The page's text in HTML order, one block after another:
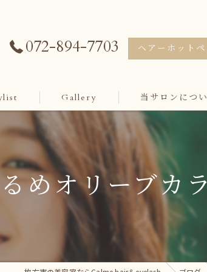
072-894-7703 ヘアーホット
Gallery 当サロンにつ
カット
カラー
トリートメント
マツエク
まつ毛パーマ
めオリーブカ